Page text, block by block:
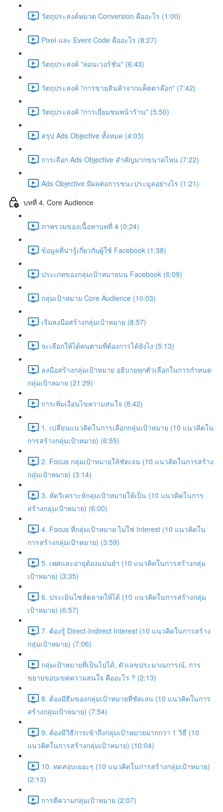
วัตถุประสงค์หมวด Conversion คืออะไร (1:00)
Pixel และ Event Code คืออะไร (8:27)
วัตถุประสงค์ "คอนเวอร์ชัน" (6:43)
วัตถุประสงค์ "การขายสินค้าจากแค็ตตาล๊อก" (7:42)
วัตถุประสงค์ "การเยี่ยมชมหน้าร้าน" (5:50)
สรุป Ads Objective ทั้งหมด (4:03)
การเลือก Ads Objective สำคัญมากขนาดไหน (7:22)
Ads Objective มีผลต่อการชนะประมูลอย่างไร (1:21)
บทที่ 4. Core Audience
ภาพรวมของเนื้อหาบทที่ 4 (0:24)
ข้อมูลที่น่ารู้เกี่ยวกับผู้ใช้ Facebook (1:38)
ประเภทของกลุ่มเป้าหมายบน Facebook (6:09)
กลุ่มเป้าหมาย Core Audience (10:03)
เริ่มลงมือสร้างกลุ่มเป้าหมาย (8:57)
จะเลือกให้ได้คนตามที่ต้องการได้ยังไง (5:13)
ลงมือสร้างกลุ่มเป้าหมาย อธิบายทุกตัวเลือกในการกำหนด
กลุ่มเป้าหมาย (21:29)
การเพิ่มเงื่อนไขความสนใจ (8:42)
1. เปลี่ยนแนวคิดในการเลือกกลุ่มเป้าหมาย (10 แนวคิดใน
การสร้างกลุ่มเป้าหมาย) (6:55)
2. Focus กลุ่มเป้าหมายให้ชัดเจน (10 แนวคิดในการสร้าง
กลุ่มเป้าหมาย) (3:14)
3. หัดวิเคราะห์กลุ่มเป้าหมายให้เป็น (10 แนวคิดในการ
สร้างกลุ่มเป้าหมาย) (6:00)
4. Focus ที่กลุ่มเป้าหมาย ไม่ใช่ Interest (10 แนวคิดใน
การสร้างกลุ่มเป้าหมาย) (3:59)
5. เพศและอายุต้องแม่นยำ (10 แนวคิดในการสร้างกลุ่ม
เป้าหมาย) (3:35)
6. ประเมินไซส์ตลาดให้ได้ (10 แนวคิดในการสร้างกลุ่ม
เป้าหมาย) (6:57)
7. ต้องรู้ Direct-Indirect Interest (10 แนวคิดในการสร้าง
กลุ่มเป้าหมาย) (7:06)
กลุ่มเป้าหมายที่เป็นไปได้, ตัวเลขประมาณการณ์, การ
ขยายขอบเขตความสนใจ คืออะไร ? (2:13)
8. ต้องมีธีมของกลุ่มเป้าหมายที่ชัดเจน (10 แนวคิดในการ
สร้างกลุ่มเป้าหมาย) (7:54)
9. ต้องมีวิธีการเข้าถึงกลุ่มเป้าหมายมากกว่า 1 วิธี (10
แนวคิดในการสร้างกลุ่มเป้าหมาย) (10:04)
10. ทดสอบเยอะๆ (10 แนวคิดในการสร้างกลุ่มเป้าหมาย)
(2:13)
การตีความกลุ่มเป้าหมาย (2:07)